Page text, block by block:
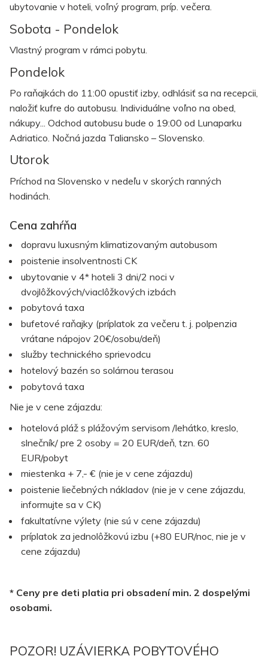
ubytovanie v hoteli, voľný program, príp. večera.
Sobota - Pondelok
Vlastný program v rámci pobytu.
Pondelok
Po raňajkách do 11:00 opustiť izby, odhlásiť sa na recepcii,
naložiť kufre do autobusu. Individuálne voľno na obed,
nákupy... Odchod autobusu bude o 19:00 od Lunaparku
Adriatico. Nočná jazda Taliansko – Slovensko.
Utorok
Príchod na Slovensko v nedeľu v skorých ranných
hodinách.
Cena zahŕňa
dopravu luxusným klimatizovaným autobusom
poistenie insolventnosti CK
ubytovanie v 4* hoteli 3 dni/2 noci v
dvojlôžkových/viaclôžkových izbách
pobytová taxa
bufetové raňajky (príplatok za večeru t. j. polpenzia
vrátane nápojov 20€/osobu/deň)
služby technického sprievodcu
hotelový bazén so solárnou terasou
pobytová taxa
Nie je v cene zájazdu:
hotelová pláž s plážovým servisom /lehátko, kreslo,
slnečník/ pre 2 osoby = 20 EUR/deň, tzn. 60
EUR/pobyt
miestenka + 7,- € (nie je v cene zájazdu)
poistenie liečebných nákladov (nie je v cene zájazdu,
informujte sa v CK)
fakultatívne výlety (nie sú v cene zájazdu)
príplatok za jednolôžkovú izbu (+80 EUR/noc, nie je v
cene zájazdu)
* Ceny pre deti platia pri obsadení min. 2 dospelými
osobami.
POZOR! UZÁVIERKA POBYTOVÉHO